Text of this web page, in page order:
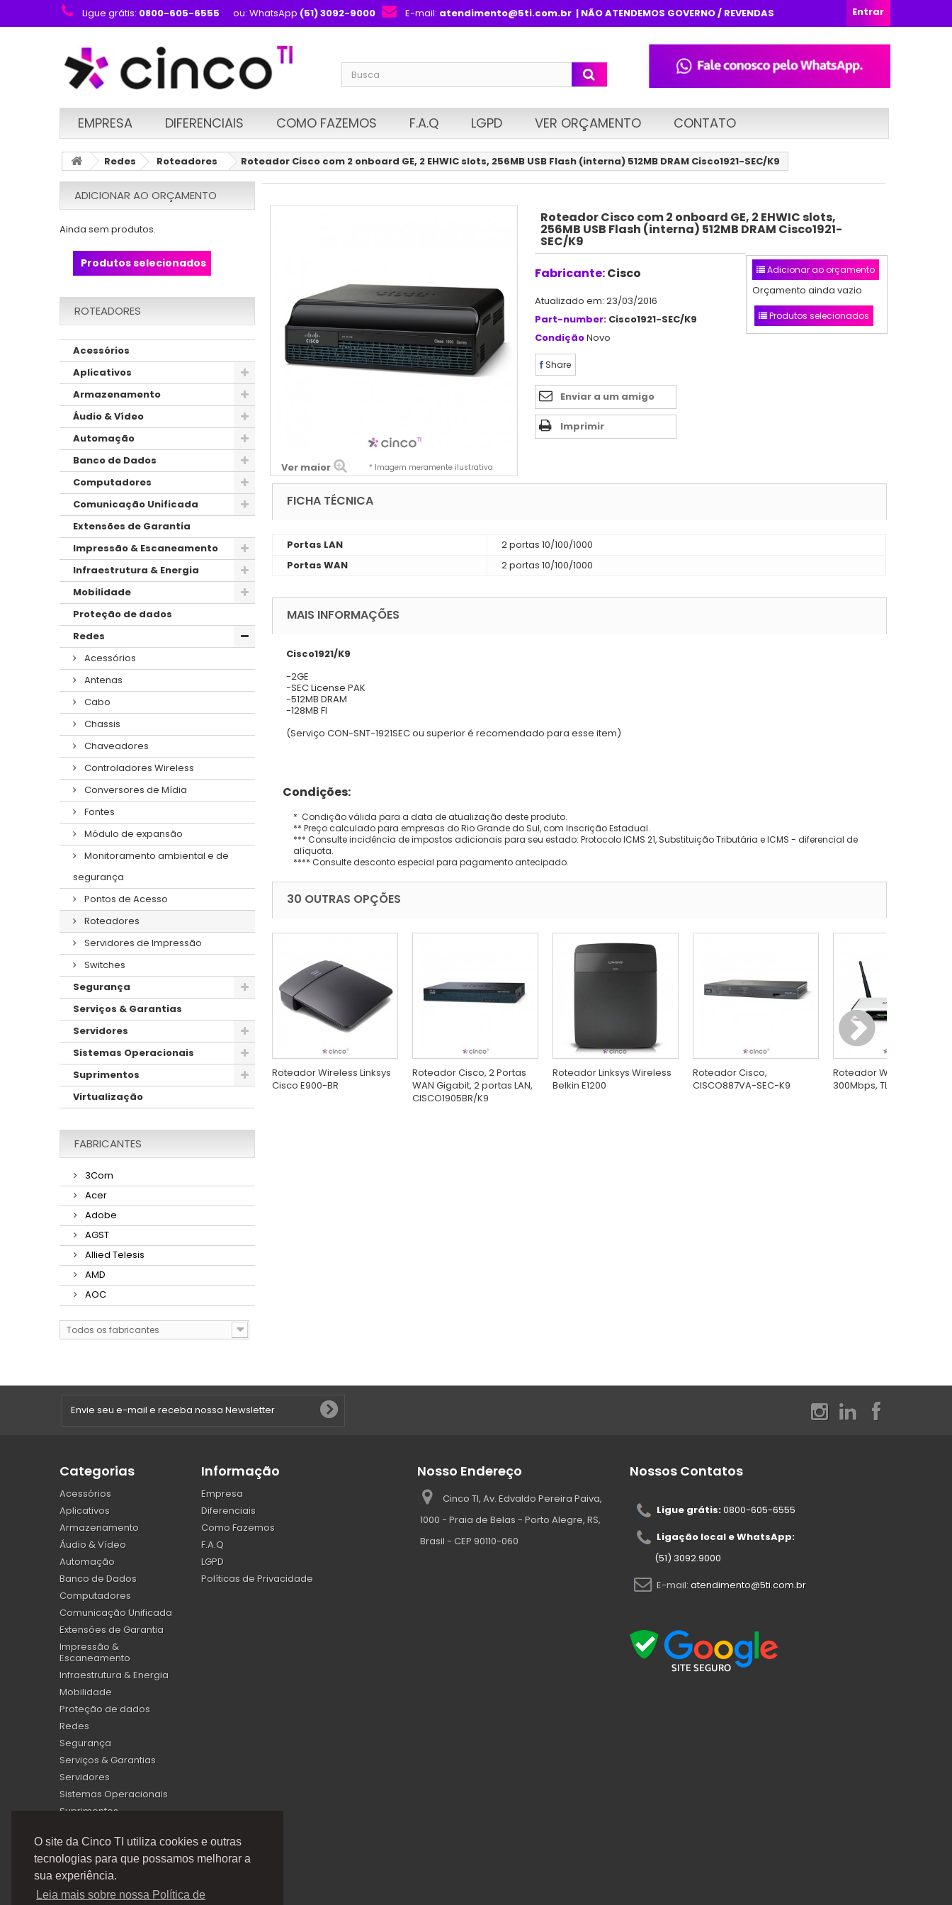
O site da Cinco TI utiliza cookies e outras
tecnologias para que possamos melhorar a
sua experiência.
Leia mais sobre nossa Política de
Entrar
Ligue grátis: 0800-605-6555 ou: WhatsApp (51) 3092-9000 E-mail: atendimento@5ti.com.br| NÃO ATENDEMOS GOVERNO / REVENDAS
EMPRESA DIFERENCIAIS COMO FAZEMOS F.A.Q LGPD VER ORÇAMENTO CONTATO
Redes Roteadores Roteador Cisco com 2 onboard GE, 2 EHWIC slots, 256MB USB Flash (interna) 512MB DRAM Cisco1921-SEC/K9
ADICIONAR AO ORÇAMENTO
Ainda sem produtos.
Produtos selecionados
ROTEADORES
Acessórios
Aplicativos
Armazenamento
Áudio & Vídeo
Automação
Banco de Dados
Computadores
Comunicação Unificada
Extensões de Garantia
Impressão & Escaneamento
Infraestrutura & Energia
Mobilidade
Proteção de dados
Redes
Acessórios
Antenas
Cabo
Chassis
Chaveadores
Controladores Wireless
Conversores de Mídia
Fontes
Módulo de expansão
Monitoramento ambiental e de
segurança
Pontos de Acesso
Roteadores
Servidores de Impressão
Switches
Segurança
Serviços & Garantias
Servidores
Sistemas Operacionais
Suprimentos
Virtualização
FABRICANTES
3Com
Acer
Adobe
AGST
Allied Telesis
AMD
AOC
Todos os fabricantes
Ver maior * Imagem meramente ilustrativa
Roteador Cisco com 2 onboard GE, 2 EHWIC slots,
256MB USB Flash (interna) 512MB DRAM Cisco1921-
SEC/K9
Fabricante:Cisco
Atualizado em: 23/03/2016
Part-number: Cisco1921-SEC/K9
CondiçãoNovo
Share
Enviar a um amigo
Imprimir
Adicionar ao orçamento
Orçamento ainda vazio
Produtos selecionados
FICHA TÉCNICA
Portas LAN
2 portas 10/100/1000
Portas WAN
2 portas 10/100/1000
MAIS INFORMAÇÕES
Cisco1921/K9
-2GE
-SEC License PAK
-512MB DRAM
-128MB Fl
(Serviço CON-SNT-1921SEC ou superior é recomendado para esse item)
Condições:
* Condição válida para a data de atualização deste produto.
** Preço calculado para empresas do Rio Grande do Sul, com Inscrição Estadual.
*** Consulte incidência de impostos adicionais para seu estado: Protocolo ICMS 21, Substituição Tributária e ICMS - diferencial de
alíquota.
**** Consulte desconto especial para pagamento antecipado.
30 OUTRAS OPÇÕES
Roteador Wireless Linksys
Cisco E900-BR
Roteador Cisco, 2 Portas
WAN Gigabit, 2 portas LAN,
CISCO1905BR/K9
Roteador Linksys Wireless
Belkin E1200
Roteador Cisco,
CISCO887VA-SEC-K9
Roteador Wireless N
300Mbps, TL-WR941ND
Categorias
Acessórios
Aplicativos
Armazenamento
Áudio & Vídeo
Automação
Banco de Dados
Computadores
Comunicação Unificada
Extensões de Garantia
Impressão &
Escaneamento
Infraestrutura & Energia
Mobilidade
Proteção de dados
Redes
Segurança
Serviços & Garantias
Servidores
Sistemas Operacionais
Suprimentos
Informação
Empresa
Diferenciais
Como Fazemos
F.A.Q
LGPD
Políticas de Privacidade
Nosso Endereço
Cinco TI, Av. Edvaldo Pereira Paiva,
1000 - Praia de Belas - Porto Alegre, RS,
Brasil - CEP 90110-060
Nossos Contatos
Ligue grátis:0800-605-6555
Ligação local e WhatsApp:
(51) 3092.9000
E-mail: atendimento@5ti.com.br